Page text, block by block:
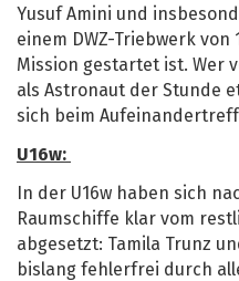
Yusuf Amini und
einem DWZ-Triebwerk von
Mission gestartet ist. Wer
als Astronaut der Stunde
sich beim
U16w:
In der U16w haben sich
Raumschiffe klar vom
abgesetzt: Tamila Trunz
bislang fehlerfrei durch